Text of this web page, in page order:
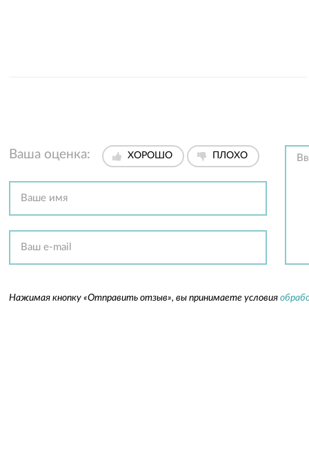
Ваша оценка: ХОРОШО ПЛОХО
Нажимая кнопку «Отправить отзыв», вы принимаете условия